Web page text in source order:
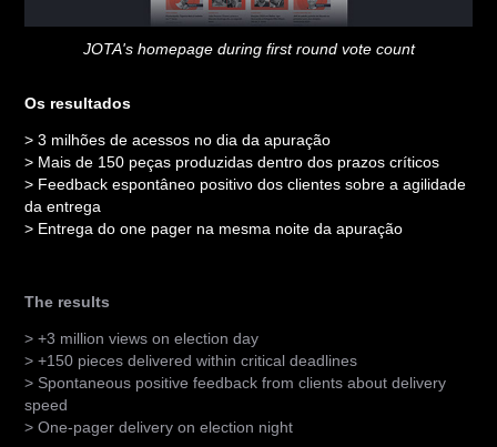
JOTA's homepage during first round vote count
Os resultados
> 3 milhões de acessos no dia da apuração
> Mais de 150 peças produzidas dentro dos prazos críticos
> Feedback espontâneo positivo dos clientes sobre a agilidade
da entrega
> Entrega do one pager na mesma noite da apuração
The results
> +3 million views on election day
> +150 pieces delivered within critical deadlines
> Spontaneous positive feedback from clients about delivery
speed
> One-pager delivery on election night